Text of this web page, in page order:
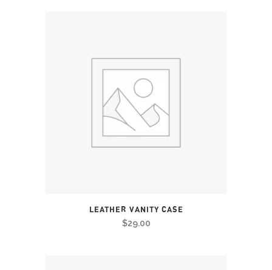
LEATHER VANITY CASE
$29.00